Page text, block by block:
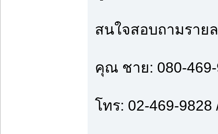
สนใจสอบถามราย
คุณ ชาย: 080-
โทร: 02-469-9828